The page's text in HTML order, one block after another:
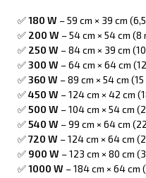
✅180 W – 59 cm × 39 cm
✅ 200 W – 54 cm × 54 cm (8
✅ 250 W – 84 cm × 39 cm
✅300 W – 64 cm × 64 cm
✅360 W – 89 cm × 54 cm (15
✅450 W – 124 cm × 42 cm
✅500 W – 104 cm × 54 cm
✅540 W – 99 cm × 64 cm
✅720 W – 124 cm × 64 cm
✅ 900 W – 123 cm × 80 cm
✅1000 W – 184 cm × 64 cm